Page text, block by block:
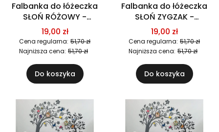
Falbanka do łóżeczka
SŁOŃ RÓŻOWY -
CZYSZCZENIE
MAGAZYNU! SUPER
CENA!
19,00 zł
Cena regularna: 51,70 zł
Najniższa cena: 51,70 zł
Do koszyka
Falbanka do łóżeczka
SŁOŃ ZYGZAK -
CZYSZCZENIE
MAGAZYNU! SUPER
CENA!
19,00 zł
Cena regularna: 51,70 zł
Najniższa cena: 51,70 zł
Do koszyka